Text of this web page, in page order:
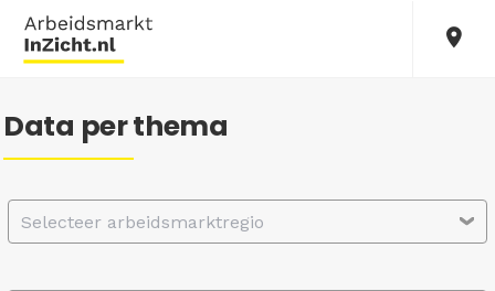
Data per thema
Selecteer arbeidsmarktregio